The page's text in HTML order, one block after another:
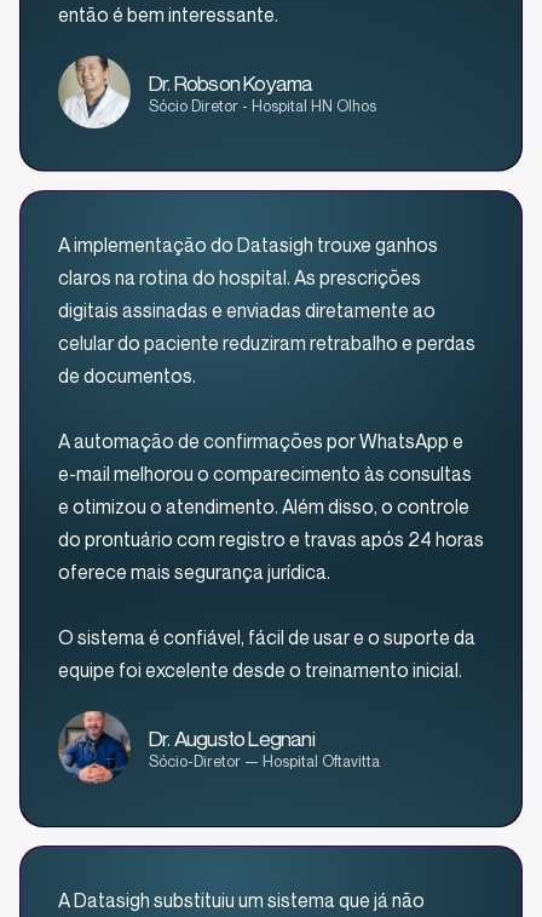
então é bem interessante.
Dr. Robson Koyama
Sócio Diretor - Hospital HN Olhos
A implementação do Datasigh trouxe ganhos
claros na rotina do hospital. As prescrições
digitais assinadas e enviadas diretamente ao
celular do paciente reduziram retrabalho e perdas
de documentos.
A automação de confirmações por WhatsApp e
e-mail melhorou o comparecimento às consultas
e otimizou o atendimento. Além disso, o controle
do prontuário com registro e travas após 24 horas
oferece mais segurança jurídica.
O sistema é confiável, fácil de usar e o suporte da
equipe foi excelente desde o treinamento inicial.
Dr. Augusto Legnani
Sócio-Diretor — Hospital Oftavitta
A Datasigh substituiu um sistema que já não